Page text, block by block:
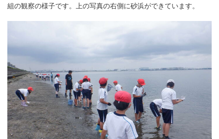
組の観察の様子です。上の写真の右側に砂浜ができています。